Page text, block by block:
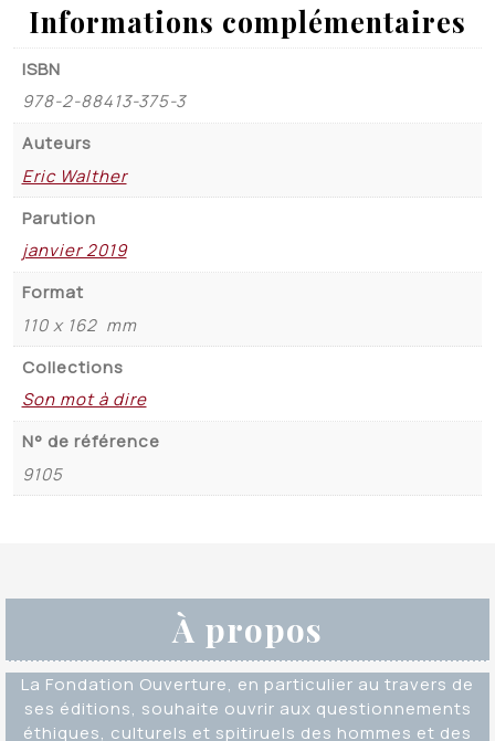
Informations complémentaires
ISBN
978-2-88413-375-3
Auteurs
Eric Walther
Parution
janvier 2019
Format
110 x 162 mm
Collections
Son mot à dire
N° de référence
9105
À propos
La Fondation Ouverture, en particulier au travers de
ses éditions, souhaite ouvrir aux questionnements
éthiques, culturels et spitiruels des hommes et des